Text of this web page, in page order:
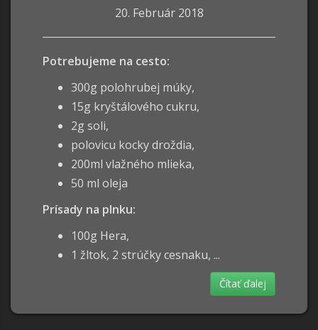
20. Február 2018
Potrebujeme na cesto:
300g polohrubej múky,
15g kryštálového cukru,
2g soli,
polovicu kocky droždia,
200ml vlažného mlieka,
50 ml oleja
Prísady na plnku:
100g Hera,
1 žltok, 2 strúčky cesnaku, ...
Čítať ďalej